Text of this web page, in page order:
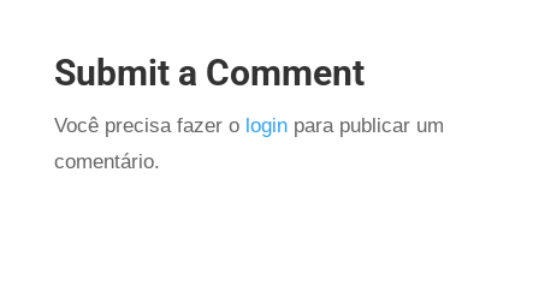
Submit a Comment
Você precisa fazer o loginpara publicar um
comentário.